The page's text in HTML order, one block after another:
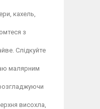
кахель,
з
Слідкуйте
малярним
висохла,